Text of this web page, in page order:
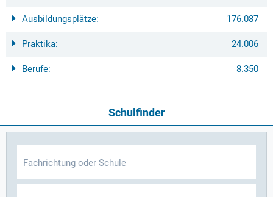
Ausbildungsplätze: 176.087
Praktika: 24.006
Berufe: 8.350
Schulfinder